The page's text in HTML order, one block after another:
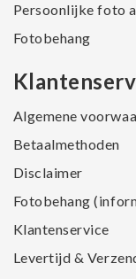
Persoonlijke foto
Fotobehang
Algemene
Betaalmethoden
Disclaimer
Fotobehang
Klantenservice
Levertijd &